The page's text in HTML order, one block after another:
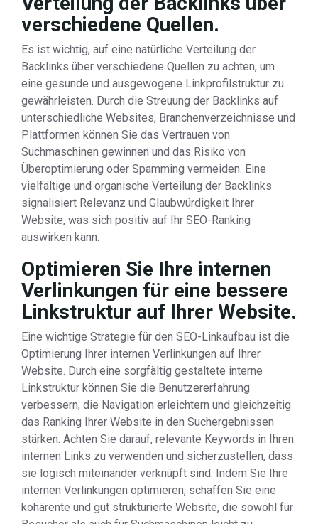
verschiedene Quellen.
Es ist wichtig, auf eine natürliche Verteilung der
Backlinks über verschiedene Quellen zu achten, um
eine gesunde und ausgewogene Linkprofilstruktur zu
gewährleisten. Durch die Streuung der Backlinks auf
unterschiedliche Websites, Branchenverzeichnisse und
Plattformen können Sie das Vertrauen von
Suchmaschinen gewinnen und das Risiko von
Überoptimierung oder Spamming vermeiden. Eine
vielfältige und organische Verteilung der Backlinks
signalisiert Relevanz und Glaubwürdigkeit Ihrer
Website, was sich positiv auf Ihr SEO-Ranking
auswirken kann.
Optimieren Sie Ihre internen
Verlinkungen für eine bessere
Linkstruktur auf Ihrer Website.
Eine wichtige Strategie für den SEO-Linkaufbau ist die
Optimierung Ihrer internen Verlinkungen auf Ihrer
Website. Durch eine sorgfältig gestaltete interne
Linkstruktur können Sie die Benutzererfahrung
verbessern, die Navigation erleichtern und gleichzeitig
das Ranking Ihrer Website in den Suchergebnissen
stärken. Achten Sie darauf, relevante Keywords in Ihren
internen Links zu verwenden und sicherzustellen, dass
sie logisch miteinander verknüpft sind. Indem Sie Ihre
internen Verlinkungen optimieren, schaffen Sie eine
kohärente und gut strukturierte Website, die sowohl für